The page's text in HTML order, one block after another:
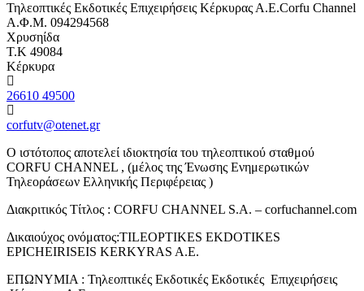
Τηλεοπτικές Εκδοτικές Επιχειρήσεις Κέρκυρας Α.Ε.Corfu Channel
Α.Φ.Μ. 094294568
Χρυσηίδα
Τ.Κ 49084
Κέρκυρα
26610 49500
corfutv@otenet.gr
Ο ιστότοπος αποτελεί ιδιοκτησία του τηλεοπτικού σταθμού
CORFU CHANNEL , (μέλος της Ένωσης Ενημερωτικών
Τηλεοράσεων Ελληνικής Περιφέρειας )
Διακριτικός Τίτλος : CORFU CHANNEL S.A. – corfuchannel.com
Δικαιούχος ονόματος:TILEOPTIKES EKDOTIKES
EPICHEIRISEIS KERKYRAS A.E.
ΕΠΩΝΥΜΙΑ : Τηλεοπτικές Εκδοτικές Εκδοτικές Επιχειρήσεις